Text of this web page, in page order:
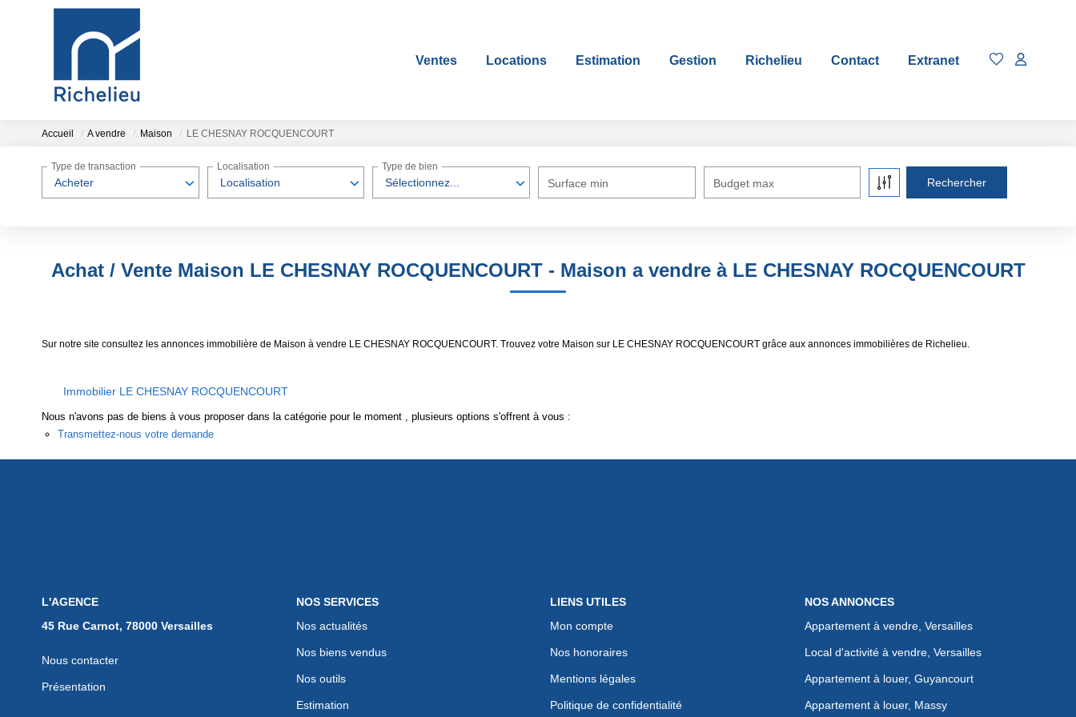
Ventes Locations Estimation Gestion Richelieu Contact Extranet
Accueil A vendre Maison LE CHESNAY ROCQUENCOURT
Acheter
Type de transaction
Localisation
Localisation
Sélectionnez...
Type de bien
Surface min Budget max
Achat / Vente Maison LE CHESNAY ROCQUENCOURT - Maison a vendre à LE CHESNAY ROCQUENCOURT
Sur notre site consultez les annonces immobilière de Maison à vendre LE CHESNAY ROCQUENCOURT. Trouvez votre Maison sur LE CHESNAY ROCQUENCOURT grâce aux annonces immobilières de Richelieu.
Immobilier LE CHESNAY ROCQUENCOURT
Nous n'avons pas de biens à vous proposer dans la catégorie pour le moment , plusieurs options s'offrent à vous :
Transmettez-nous votre demande
L'AGENCE
45 Rue Carnot, 78000 Versailles
Nous contacter
Présentation
NOS SERVICES
Nos actualités
Nos biens vendus
Nos outils
Estimation
LIENS UTILES
Mon compte
Nos honoraires
Mentions légales
Politique de confidentialité
NOS ANNONCES
Appartement à vendre, Versailles
Local d'activité à vendre, Versailles
Appartement à louer, Guyancourt
Appartement à louer, Massy